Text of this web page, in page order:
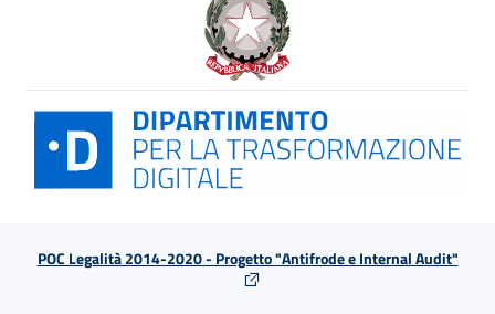
POC Legalità 2014-2020 - Progetto "Antifrode e Internal Audit"